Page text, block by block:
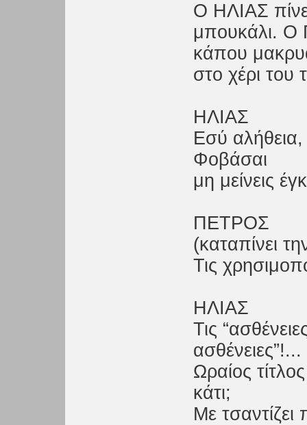
Ο ΗΛΙΑΣ
μπουκάλι. Ο
κάπου
στο χέρι του
ΗΛΙΑΣ
Εσύ αλήθεια,
Φοβάσαι
μη μείνεις
ΠΕΤΡΟΣ
(καταπίνει
Τις
ΗΛΙΑΣ
Τις
ασθένειες”!...
Ωραίος
κάτι;
Με